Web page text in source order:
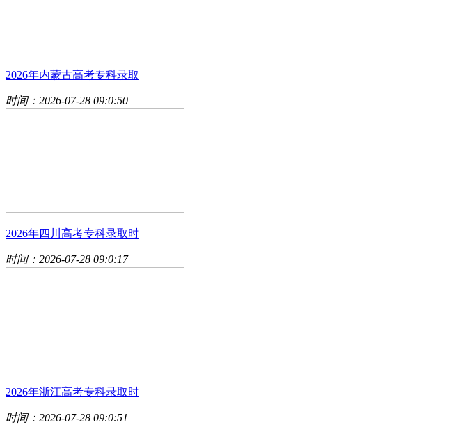
2026年内蒙古高考专科录取
时间：2026-07-28 09:0:50
2026年四川高考专科录取时
时间：2026-07-28 09:0:17
2026年浙江高考专科录取时
时间：2026-07-28 09:0:51